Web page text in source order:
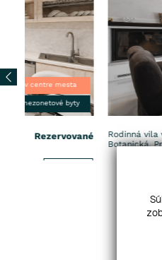
Rodinná vila v rezidenčnej